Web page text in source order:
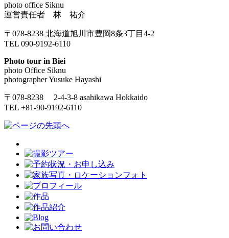
photo office Siknu
運営責任者 林 祐介
〒078-8238 北海道旭川市豊岡8条3丁目4-2
TEL 090-9192-6110
Photo tour in Biei
photo Office Siknu
photographer Yusuke Hayashi
〒078-8238 2-4-3-8 asahikawa Hokkaido
TEL +81-90-9192-6110